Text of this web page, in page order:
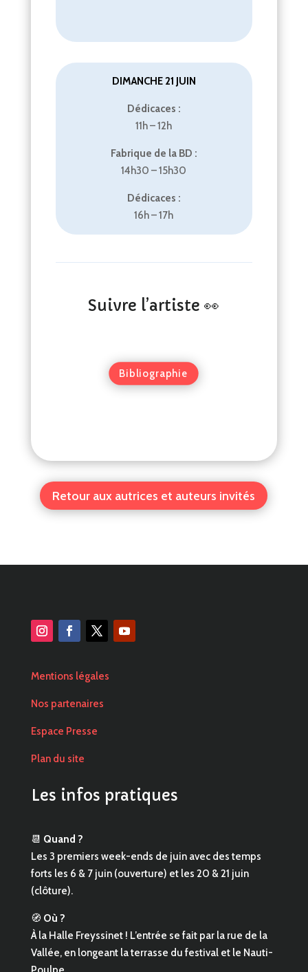
DIMANCHE 21 JUIN
Dédicaces :
11h – 12h
Fabrique de la BD :
14h30 – 15h30
Dédicaces :
16h – 17h
Suivre l’artiste 👀
Bibliographie
Retour aux autrices et auteurs invités
Mentions légales
Nos partenaires
Espace Presse
Plan du site
Les infos pratiques
📆 Quand ?
Les 3 premiers week-ends de juin avec des temps
forts les 6 & 7 juin (ouverture) et les 20 & 21 juin
(clôture).
🧭 Où ?
À la Halle Freyssinet ! L’entrée se fait par la rue de la
Vallée, en longeant la terrasse du festival et le Nauti-